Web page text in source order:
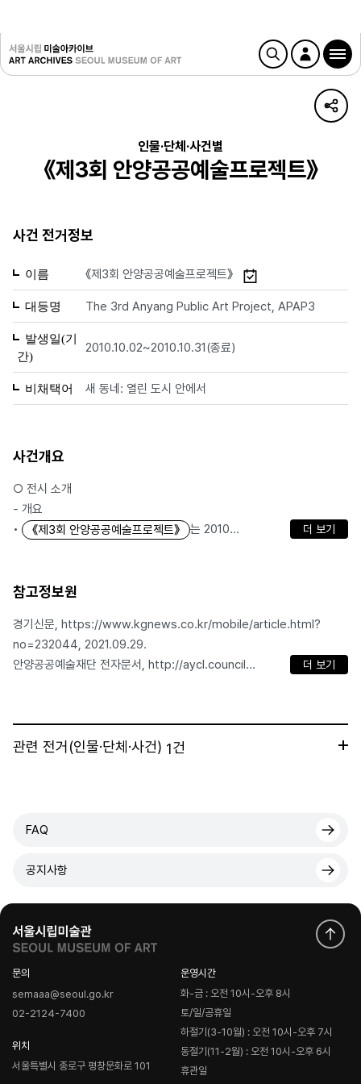
인물·단체·사건별
《제3회 안양공공예술프로젝트》
사건 전거정보
이름 《제3회 안양공공예술프로젝트》
대등명 The 3rd Anyang Public Art Project, APAP3
발생일(기
간)
2010.10.02~2010.10.31(종료)
비채택어 새 동네: 열린 도시 안에서
사건개요
○ 전시 소개
- 개요
•
《제3회 안양공공예술프로젝트》 는 2010... 더 보기
참고정보원
경기신문, https://www.kgnews.co.kr/mobile/article.html?
no=232044, 2021.09.29.
안양공공예술재단 전자문서, http://aycl.council...
더 보기
관련 전거(인물·단체·사건) 1건
FAQ
공지사항
문의
semaaa@seoul.go.kr
02-2124-7400
위치
서울특별시 종로구 평창문화로 101
운영시간
화-금 : 오전 10시-오후 8시
토/일/공휴일
하절기(3-10월) : 오전 10시-오후 7시
동절기(11-2월) : 오전 10시-오후 6시
휴관일